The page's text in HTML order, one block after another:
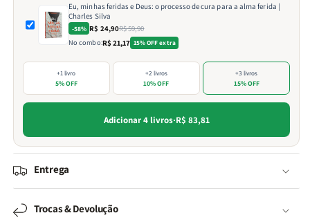
Eu, minhas feridas e Deus: o processo de cura para a alma ferida |
Charles Silva
-58% R$ 24,90R$ 59,90
No combo:R$ 21,17 15% OFF extra
+1 livro
5% OFF
+2 livros
10% OFF
+3 livros
15% OFF
Adicionar 4 livros·R$ 83,81
Entrega
Trocas & Devolução